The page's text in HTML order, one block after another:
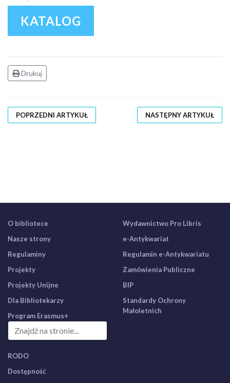
KATALOG
Drukuj
POPRZEDNI ARTYKUŁ NASTĘPNY ARTYKUŁ
O bibliotece
Nasze strony
Regulaminy
Projekty
Projekty Unijne
Dla Bibliotekarzy
Program Erasmus+
Wydawnictwo Pro Libris
e-Antykwariat
Regulamin e-Antykwariatu
Zamówienia Publiczne
BIP
Standardy Ochrony
Małoletnich
RODO
Dostępność